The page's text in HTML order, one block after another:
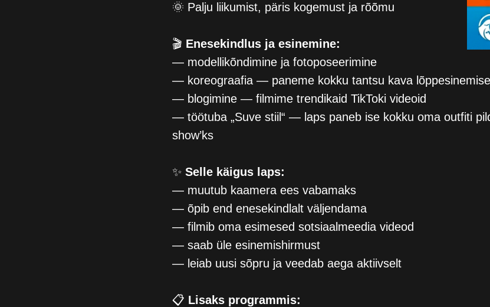
🌞 Palju liikumist, päris kogemust ja rõõmu
🎬 Enesekindlus ja esinemine:
— modellikõndimine ja fotoposeerimine
— koreograafia — paneme kokku tantsu kava
— blogimine — filmime trendikaid TikToki videoid
— töötuba „Suve stiil“ — laps paneb ise kokku oma outfiti
show’ks
✨ Selle käigus laps:
— muutub kaamera ees vabamaks
— õpib end enesekindlalt väljendama
— filmib oma esimesed sotsiaalmeedia videod
— saab üle esinemishirmust
— leiab uusi sõpru ja veedab aega aktiivselt
📋 Lisaks programmis: